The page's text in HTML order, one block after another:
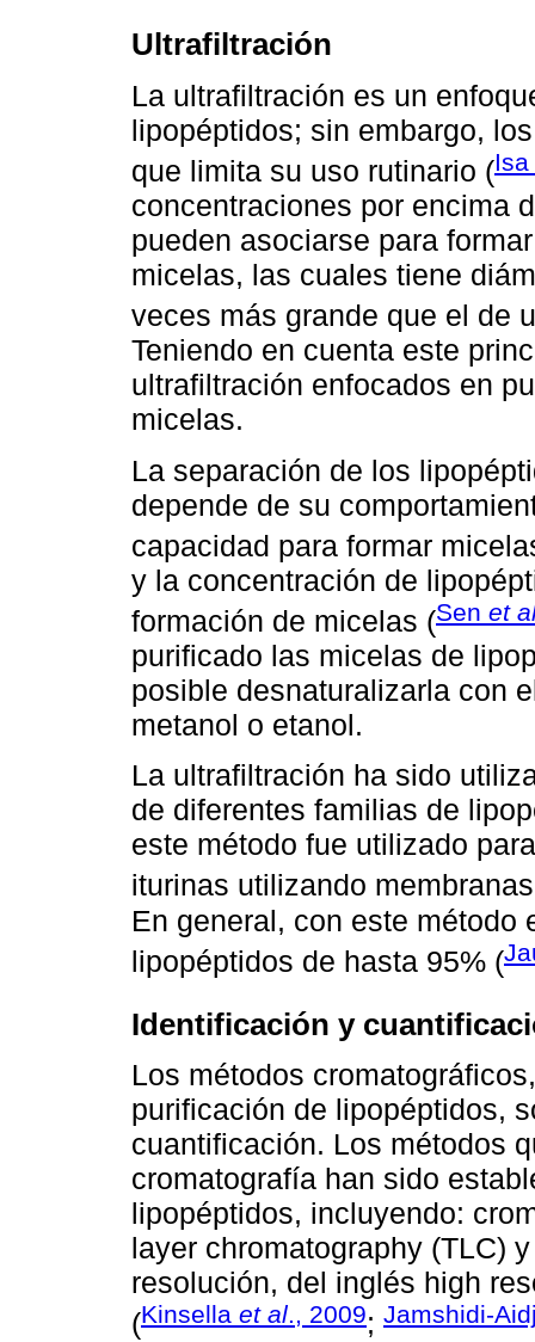
Ultrafiltración
La ultrafiltración es un
lipopéptidos; sin embargo,
que limita su uso rutinario (Isa
concentraciones por encima
pueden asociarse para
micelas, las cuales tiene
veces más grande que el de
Teniendo en cuenta este
ultrafiltración enfocados en
micelas.
La separación de los
depende de su
capacidad para formar
y la concentración de
formación de micelas (Sen et
purificado las micelas de
posible desnaturalizarla con
metanol o etanol.
La ultrafiltración ha sido
de diferentes familias de
este método fue utilizado
iturinas utilizando
En general, con este método
lipopéptidos de hasta 95% (
Identificación y
Los métodos
purificación de lipopéptidos,
cuantificación. Los métodos
cromatografía han sido
lipopéptidos, incluyendo:
layer chromatography (TLC)
resolución, del inglés high
(Kinsella et al., 2009; Jamshidi-